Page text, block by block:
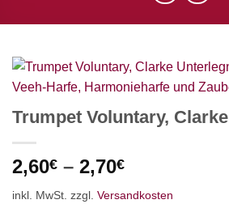
Trumpet Voluntary, Clarke
2,60€ – 2,70€
inkl. MwSt. zzgl. Versandkosten